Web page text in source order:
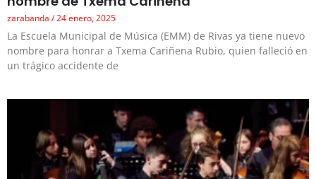
zarabanda 24 enero, 2025
La Escuela Municipal de Música (EMM) de Rivas ya tiene nuevo
nombre para honrar a Txema Cariñena Rubio, quien falleció en
un trágico accidente de